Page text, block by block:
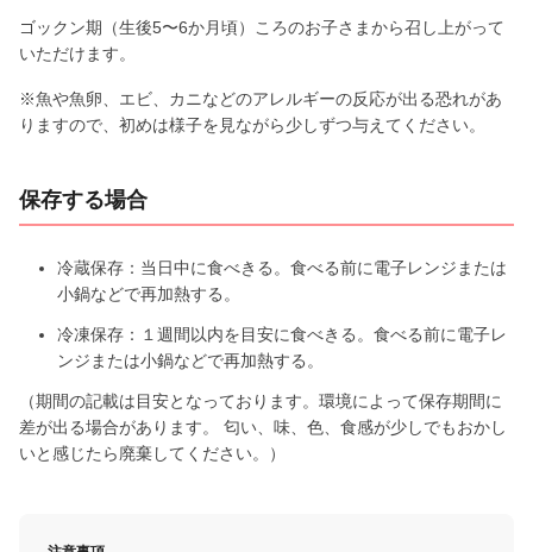
ゴックン期（生後5〜6か月頃）ころのお子さまから召し上がって
いただけます。
※魚や魚卵、エビ、カニなどのアレルギーの反応が出る恐れがあ
りますので、初めは様子を見ながら少しずつ与えてください。
保存する場合
冷蔵保存：当日中に食べきる。食べる前に電子レンジまたは
小鍋などで再加熱する。
冷凍保存：１週間以内を目安に食べきる。食べる前に電子レ
ンジまたは小鍋などで再加熱する。
（期間の記載は目安となっております。環境によって保存期間に
差が出る場合があります。 匂い、味、色、食感が少しでもおかし
いと感じたら廃棄してください。）